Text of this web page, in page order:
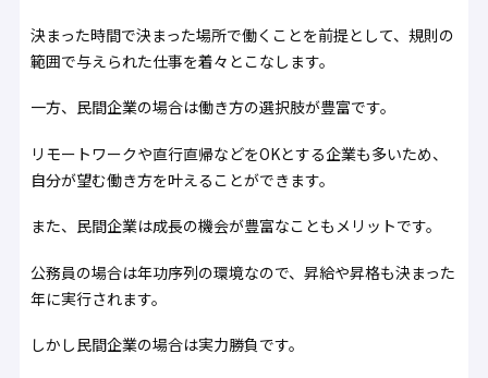
決まった時間で決まった場所で働くことを前提として、規則の
範囲で与えられた仕事を着々とこなします。
一方、民間企業の場合は働き方の選択肢が豊富です。
リモートワークや直行直帰などをOKとする企業も多いため、
自分が望む働き方を叶えることができます。
また、民間企業は成長の機会が豊富なこともメリットです。
公務員の場合は年功序列の環境なので、昇給や昇格も決まった
年に実行されます。
しかし民間企業の場合は実力勝負です。